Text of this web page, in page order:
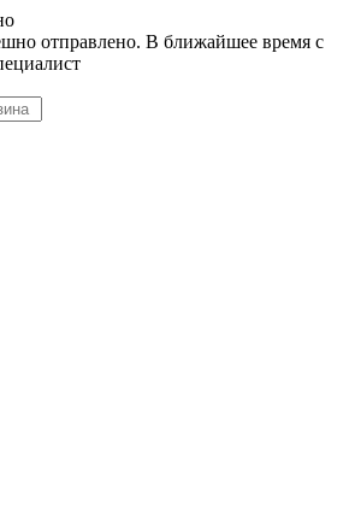
отправлено. В ближайшее время с